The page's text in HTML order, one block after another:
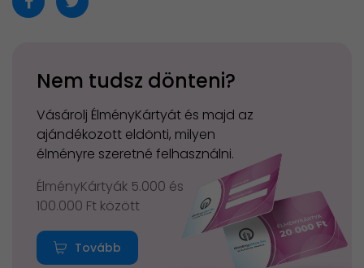
Nem tudsz dönteni?
Vásárolj ÉlményKártyát és majd az
ajándékozott eldönti, milyen
élményre szeretné felhasználni.
ÉlményKártyák 5.000 és
100.000 Ft között
Tovább